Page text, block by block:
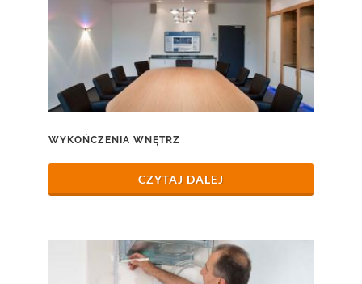
WYKOŃCZENIA WNĘTRZ
CZYTAJ DALEJ